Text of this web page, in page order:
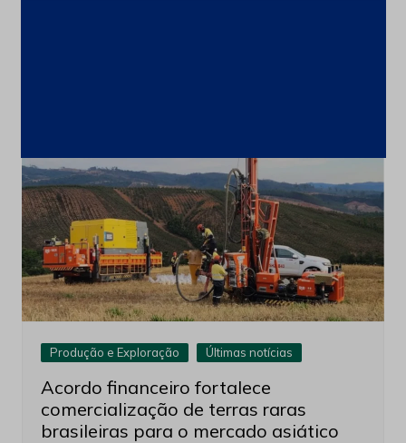
Produção e Exploração Últimas notícias
Acordo financeiro fortalece
comercialização de terras raras
brasileiras para o mercado asiático